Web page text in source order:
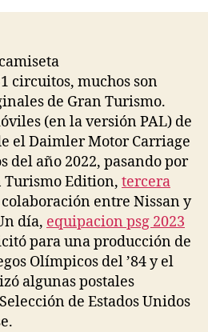
circuitos, muchos son
de Gran Turismo.
(en la versión PAL) de
el Daimler Motor Carriage
del año 2022, pasando por
Turismo Edition, tercera
entre Nissan y
día, equipacion psg 2023
para una producción de
Olímpicos del ’84 y el
algunas postales
de Estados Unidos